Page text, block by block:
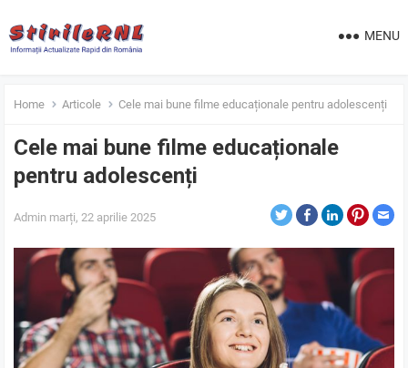
MENU
Home Articole Cele mai bune filme educaționale pentru adolescenți
Cele mai bune filme educaționale
pentru adolescenți
Admin marți, 22 aprilie 2025